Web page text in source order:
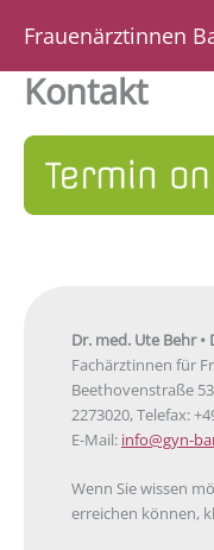
InhaltFrauenärztinnen
Kontakt
Dr. med. Ute Behr •
Fachärztinnen für
Beethovenstraße
2273020, Telefax:
E-Mail: info@gyn-
Wenn Sie wissen
erreichen können,